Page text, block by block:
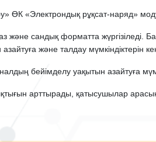
ӨК «Электрондық рұқсат-наряд»
және сандық форматта
және талдау мүмкіндіктерін
бейімделу уақытын азайтуға
арттырады, қатысушылар